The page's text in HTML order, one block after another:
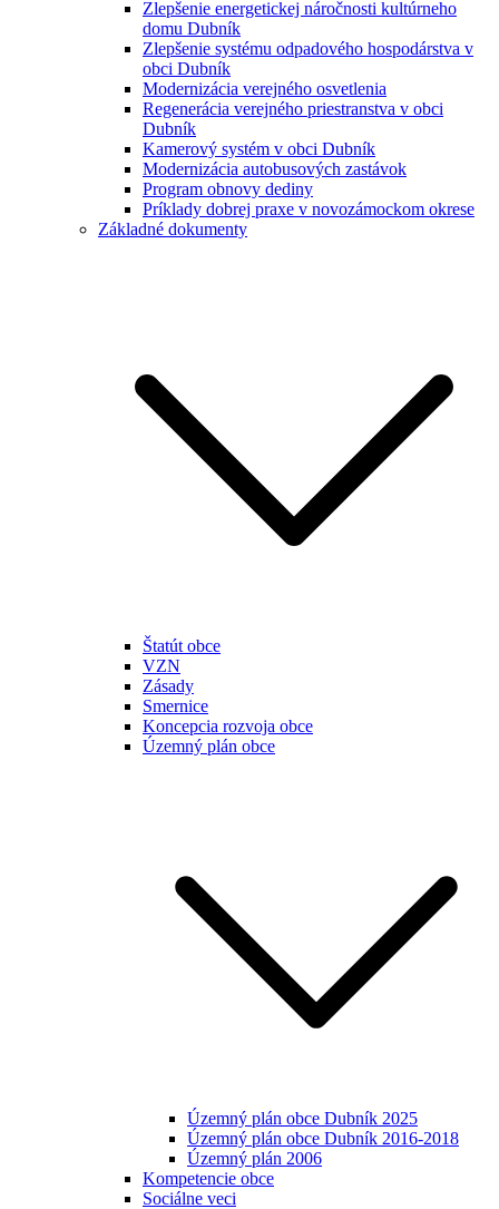
Zlepšenie energetickej náročnosti kultúrneho
domu Dubník
Zlepšenie systému odpadového hospodárstva v
obci Dubník
Modernizácia verejného osvetlenia
Regenerácia verejného priestranstva v obci
Dubník
Kamerový systém v obci Dubník
Modernizácia autobusových zastávok
Program obnovy dediny
Príklady dobrej praxe v novozámockom okrese
Základné dokumenty
Štatút obce
VZN
Zásady
Smernice
Koncepcia rozvoja obce
Územný plán obce
Územný plán obce Dubník 2025
Územný plán obce Dubník 2016-2018
Územný plán 2006
Kompetencie obce
Sociálne veci